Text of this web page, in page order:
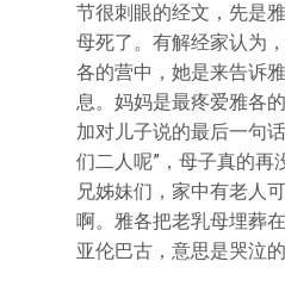
节很刺眼的经文，先是
母死了。有解经家认为
各的营中，她是来告诉
息。妈妈是最疼爱雅各
加对儿子说的最后一句
们二人呢”，母子真的再
兄姊妹们，家中有老人
啊。雅各把老乳母埋葬
亚伦巴古，意思是哭泣的